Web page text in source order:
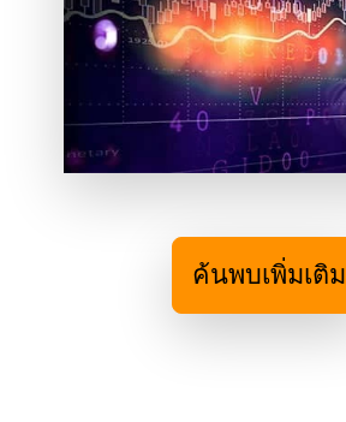
ค้นพบเพิ่มเติม